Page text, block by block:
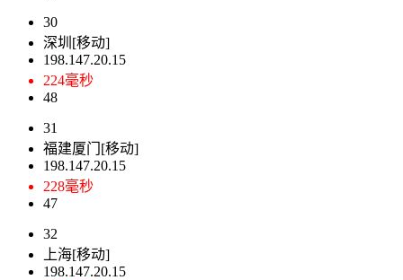
30
深圳[移动]
198.147.20.15
224毫秒
48
31
福建厦门[移动]
198.147.20.15
228毫秒
47
32
上海[移动]
198.147.20.15